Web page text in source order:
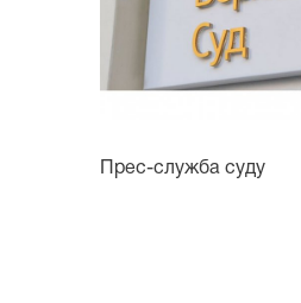
Прес-служба суду